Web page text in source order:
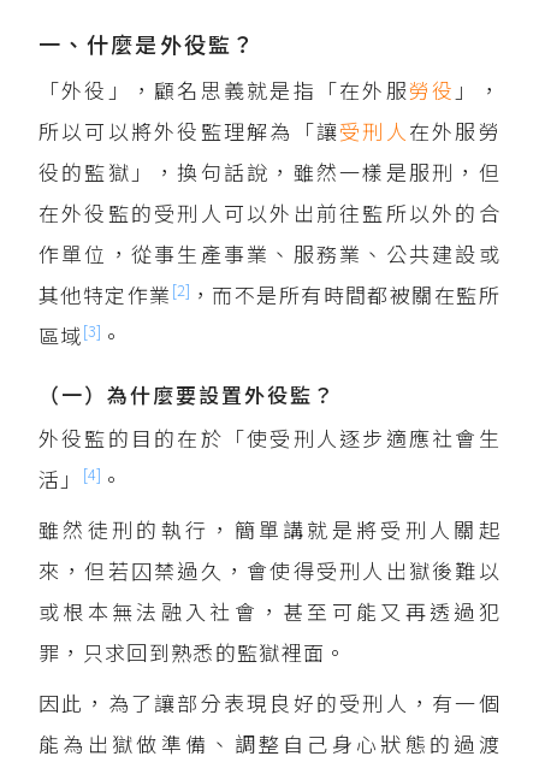
一、什麼是外役監？
「外役」，顧名思義就是指「在外服勞役 」，
所以可以將外役監理解為「讓受刑人 在外服勞
役的監獄」，換句話說，雖然一樣是服刑，但
在外役監的受刑人可以外出前往監所以外的合
作單位，從事生產事業、服務業、公共建設或
其他特定作業 [2] ，而不是所有時間都被關在監所
區域[3] 。
（一）為什麼要設置外役監？
外役監的目的在於「使受刑人逐步適應社會生
活」
[4] 。
雖然徒刑的執行，簡單講就是將受刑人關起
來，但若囚禁過久，會使得受刑人出獄後難以
或根本無法融入社會，甚至可能又再透過犯
罪，只求回到熟悉的監獄裡面。
因此，為了讓部分表現良好的受刑人，有一個
能為出獄做準備、調整自己身心狀態的過渡